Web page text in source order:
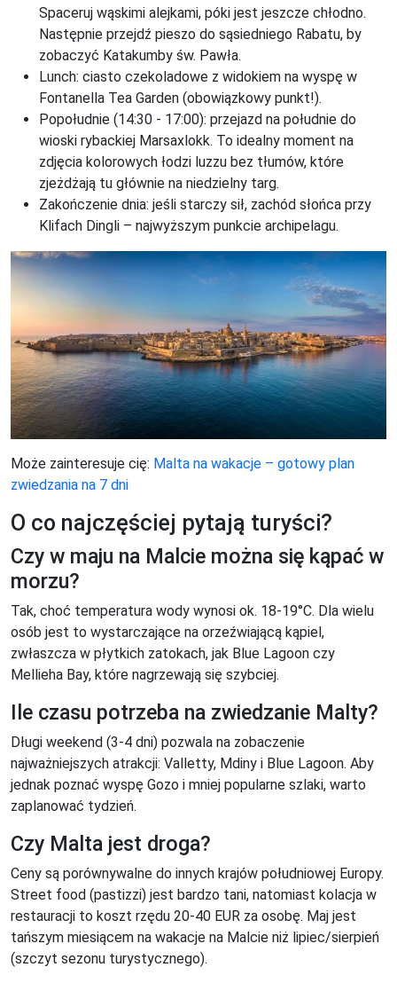
Spaceruj wąskimi alejkami, póki jest jeszcze chłodno.
Następnie przejdź pieszo do sąsiedniego Rabatu, by
zobaczyć Katakumby św. Pawła.
Lunch: ciasto czekoladowe z widokiem na wyspę w
Fontanella Tea Garden (obowiązkowy punkt!).
Popołudnie (14:30 - 17:00): przejazd na południe do
wioski rybackiej Marsaxlokk. To idealny moment na
zdjęcia kolorowych łodzi luzzu bez tłumów, które
zjeżdżają tu głównie na niedzielny targ.
Zakończenie dnia: jeśli starczy sił, zachód słońca przy
Klifach Dingli – najwyższym punkcie archipelagu.
Może zainteresuje cię: Malta na wakacje – gotowy plan
zwiedzania na 7 dni
O co najczęściej pytają turyści?
Czy w maju na Malcie można się kąpać w
morzu?
Tak, choć temperatura wody wynosi ok. 18-19°C. Dla wielu
osób jest to wystarczające na orzeźwiającą kąpiel,
zwłaszcza w płytkich zatokach, jak Blue Lagoon czy
Mellieha Bay, które nagrzewają się szybciej.
Ile czasu potrzeba na zwiedzanie Malty?
Długi weekend (3-4 dni) pozwala na zobaczenie
najważniejszych atrakcji: Valletty, Mdiny i Blue Lagoon. Aby
jednak poznać wyspę Gozo i mniej popularne szlaki, warto
zaplanować tydzień.
Czy Malta jest droga?
Ceny są porównywalne do innych krajów południowej Europy.
Street food (pastizzi) jest bardzo tani, natomiast kolacja w
restauracji to koszt rzędu 20-40 EUR za osobę. Maj jest
tańszym miesiącem na wakacje na Malcie niż lipiec/sierpień
(szczyt sezonu turystycznego).